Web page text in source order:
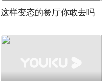
这样变态的餐厅你敢去吗